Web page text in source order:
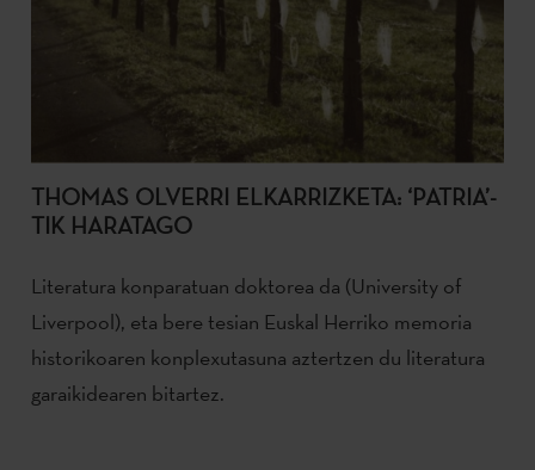
THOMAS OLVERRI ELKARRIZKETA: ‘PATRIA’-
TIK HARATAGO
Literatura konparatuan doktorea da (University of
Liverpool), eta bere tesian Euskal Herriko memoria
historikoaren konplexutasuna aztertzen du literatura
garaikidearen bitartez.